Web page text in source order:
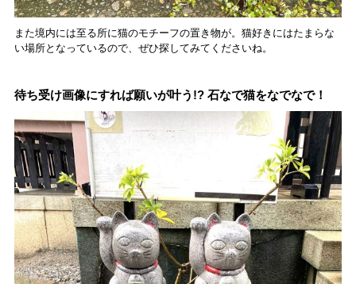
また境内には至る所に猫のモチーフの置き物が。猫好きにはたまらな
い場所となっているので、ぜひ探してみてくださいね。
待ち受け画像にすれば願いが叶う!? 石なで猫をなでなで！